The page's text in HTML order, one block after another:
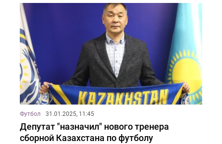
Футбол 31.01.2025, 11:45
Депутат "назначил" нового тренера
сборной Казахстана по футболу